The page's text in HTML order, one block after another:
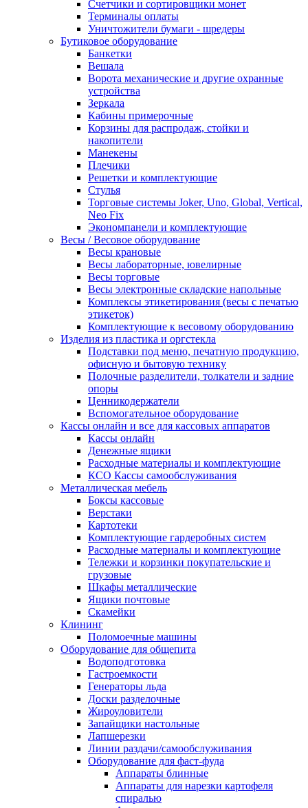
Счетчики и сортировщики монет
Терминалы оплаты
Уничтожители бумаги - шредеры
Бутиковое оборудование
Банкетки
Вешала
Ворота механические и другие охранные
устройства
Зеркала
Кабины примерочные
Корзины для распродаж, стойки и
накопители
Манекены
Плечики
Решетки и комплектующие
Стулья
Торговые системы Joker, Uno, Global, Vertical,
Neo Fix
Экономпанели и комплектующие
Весы / Весовое оборудование
Весы крановые
Весы лабораторные, ювелирные
Весы торговые
Весы электронные складские напольные
Комплексы этикетирования (весы с печатью
этикеток)
Комплектующие к весовому оборудованию
Изделия из пластика и оргстекла
Подставки под меню, печатную продукцию,
офисную и бытовую технику
Полочные разделители, толкатели и задние
опоры
Ценникодержатели
Вспомогательное оборудование
Кассы онлайн и все для кассовых аппаратов
Кассы онлайн
Денежные ящики
Расходные материалы и комплектующие
КСО Кассы самообслуживания
Металлическая мебель
Боксы кассовые
Верстаки
Картотеки
Комплектующие гардеробных систем
Расходные материалы и комплектующие
Тележки и корзинки покупательские и
грузовые
Шкафы металлические
Ящики почтовые
Скамейки
Клининг
Поломоечные машины
Оборудование для общепита
Водоподготовка
Гастроемкости
Генераторы льда
Доски разделочные
Жироуловители
Запайщики настольные
Лапшерезки
Линии раздачи/самообслуживания
Оборудование для фаст-фуда
Аппараты блинные
Аппараты для нарезки картофеля
спиралью